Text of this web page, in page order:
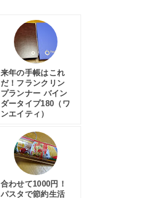
来年の手帳はこれ
だ！フランクリン
プランナー バイン
ダータイプ180（ワ
ンエイティ）
合わせて1000円！
パスタで節約生活